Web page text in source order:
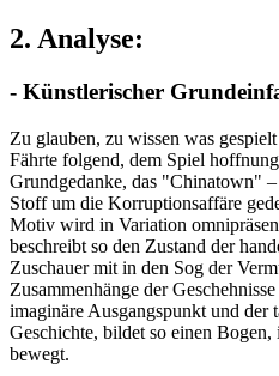
2. Analyse:
- Künstlerischer
Zu glauben, zu wissen was
Fährte folgend, dem Spiel
Grundgedanke, das "Chinatown"
Stoff um die Korruptionsaffäre
Motiv wird in Variation
beschreibt so den Zustand der
Zuschauer mit in den Sog der
Zusammenhänge der
imaginäre Ausgangspunkt und der
Geschichte, bildet so einen
bewegt.